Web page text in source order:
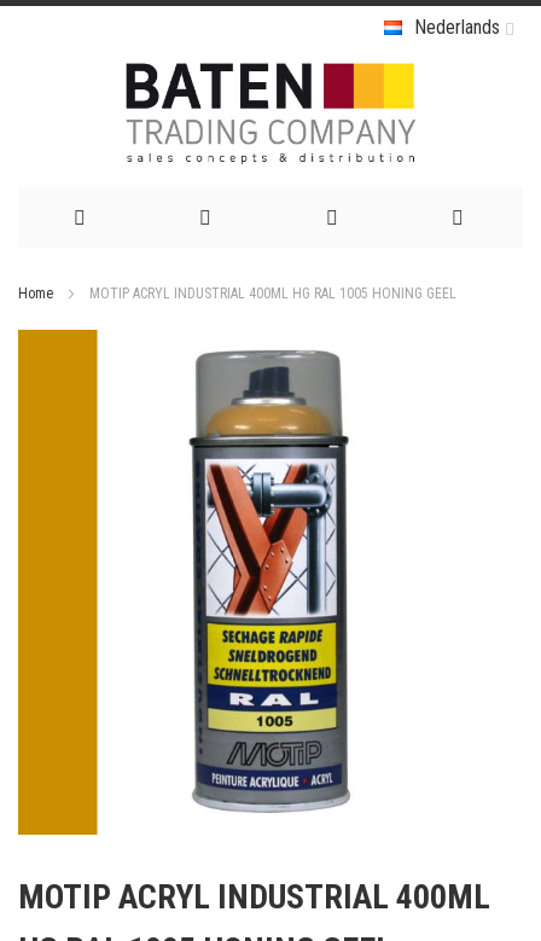
Nederlands
Home MOTIP ACRYL INDUSTRIAL 400ML HG RAL 1005 HONING GEEL
het
MOTIP ACRYL INDUSTRIAL 400ML